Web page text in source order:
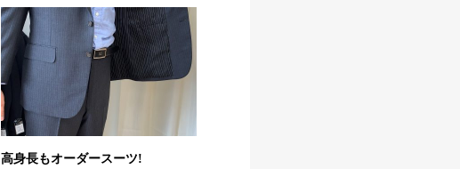
高身長もオーダースーツ!